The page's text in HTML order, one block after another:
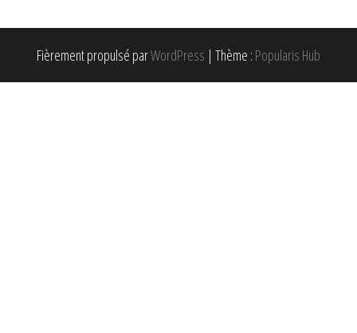
Fièrement propulsé parWordPress | Thème : Popularis Hub